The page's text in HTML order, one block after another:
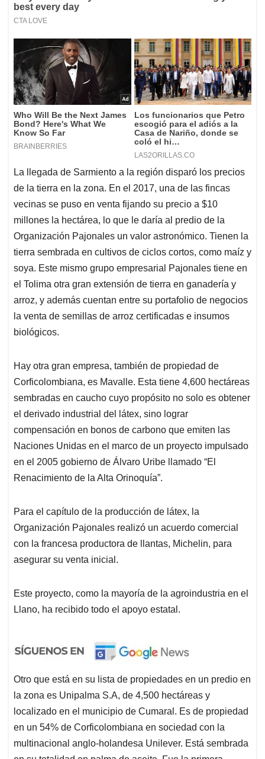
La llegada de Sarmiento a la región disparó los precios
de la tierra en la zona. En el 2017, una de las fincas
vecinas se puso en venta fijando su precio a $10
millones la hectárea, lo que le daría al predio de la
Organización Pajonales un valor astronómico. Tienen la
tierra sembrada en cultivos de ciclos cortos, como maíz y
soya. Este mismo grupo empresarial Pajonales tiene en
el Tolima otra gran extensión de tierra en ganadería y
arroz, y además cuentan entre su portafolio de negocios
la venta de semillas de arroz certificadas e insumos
biológicos.
Hay otra gran empresa, también de propiedad de
Corficolombiana, es Mavalle. Esta tiene 4,600 hectáreas
sembradas en caucho cuyo propósito no solo es obtener
el derivado industrial del látex, sino lograr
compensación en bonos de carbono que emiten las
Naciones Unidas en el marco de un proyecto impulsado
en el 2005 gobierno de Álvaro Uribe llamado “El
Renacimiento de la Alta Orinoquía”.
Para el capítulo de la producción de látex, la
Organización Pajonales realizó un acuerdo comercial
con la francesa productora de llantas, Michelin, para
asegurar su venta inicial.
Este proyecto, como la mayoría de la agroindustria en el
Llano, ha recibido todo el apoyo estatal.
Otro que está en su lista de propiedades en un predio en
la zona es Unipalma S.A, de 4,500 hectáreas y
localizado en el municipio de Cumaral. Es de propiedad
en un 54% de Corficolombiana en sociedad con la
multinacional anglo-holandesa Unilever. Está sembrada